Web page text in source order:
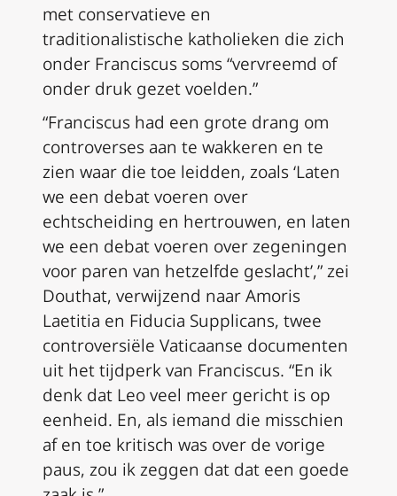
met conservatieve en
traditionalistische katholieken die zich
onder Franciscus soms “vervreemd of
onder druk gezet voelden.”
“Franciscus had een grote drang om
controverses aan te wakkeren en te
zien waar die toe leidden, zoals ‘Laten
we een debat voeren over
echtscheiding en hertrouwen, en laten
we een debat voeren over zegeningen
voor paren van hetzelfde geslacht’,” zei
Douthat, verwijzend naar Amoris
Laetitia en Fiducia Supplicans, twee
controversiële Vaticaanse documenten
uit het tijdperk van Franciscus. “En ik
denk dat Leo veel meer gericht is op
eenheid. En, als iemand die misschien
af en toe kritisch was over de vorige
paus, zou ik zeggen dat dat een goede